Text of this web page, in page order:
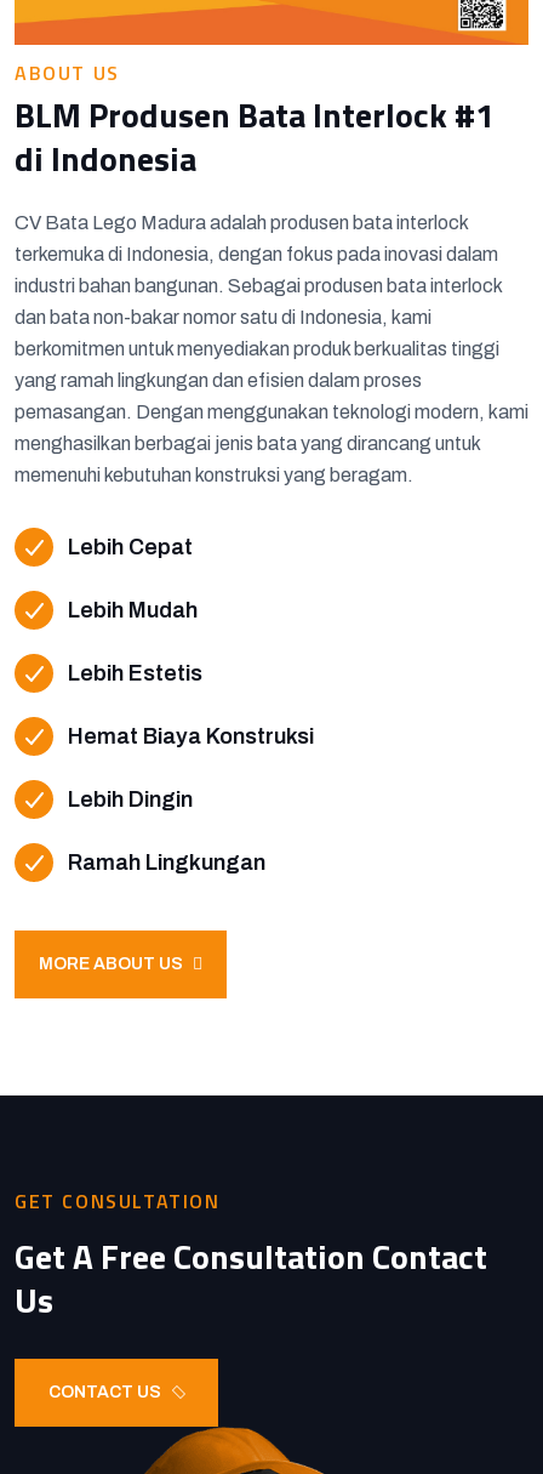
ABOUT US
BLM Produsen Bata Interlock #1
di Indonesia
CV Bata Lego Madura adalah produsen bata interlock
terkemuka di Indonesia, dengan fokus pada inovasi dalam
industri bahan bangunan. Sebagai produsen bata interlock
dan bata non-bakar nomor satu di Indonesia, kami
berkomitmen untuk menyediakan produk berkualitas tinggi
yang ramah lingkungan dan efisien dalam proses
pemasangan. Dengan menggunakan teknologi modern, kami
menghasilkan berbagai jenis bata yang dirancang untuk
memenuhi kebutuhan konstruksi yang beragam.
Lebih Cepat
Lebih Mudah
Lebih Estetis
Hemat Biaya Konstruksi
Lebih Dingin
Ramah Lingkungan
MORE ABOUT US
GET CONSULTATION
Get A Free Consultation Contact
Us
CONTACT US